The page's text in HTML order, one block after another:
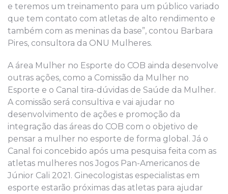
e teremos um treinamento para um público variado
que tem contato com atletas de alto rendimento e
também com as meninas da base”, contou Barbara
Pires, consultora da ONU Mulheres.
A área Mulher no Esporte do COB ainda desenvolve
outras ações, como a Comissão da Mulher no
Esporte e o Canal tira-dúvidas de Saúde da Mulher.
A comissão será consultiva e vai ajudar no
desenvolvimento de ações e promoção da
integração das áreas do COB com o objetivo de
pensar a mulher no esporte de forma global. Já o
Canal foi concebido após uma pesquisa feita com as
atletas mulheres nos Jogos Pan-Americanos de
Júnior Cali 2021. Ginecologistas especialistas em
esporte estarão próximas das atletas para ajudar